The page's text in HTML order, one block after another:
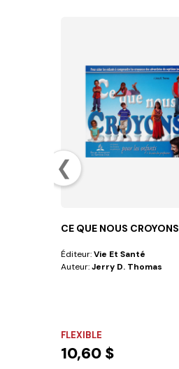
❮
CE QUE NOUS CROYONS
Éditeur:Vie Et Santé
Auteur:Jerry D. Thomas
FLEXIBLE
10,60 $